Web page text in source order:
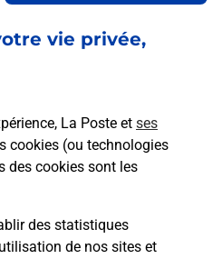
vie privée,
La Poste et ses
cookies (ou technologies
des cookies sont les
des statistiques
de nos sites et
point de contact